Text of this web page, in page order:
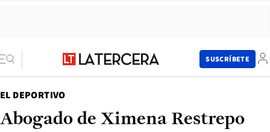
SUSCRÍBETE
EL DEPORTIVO
Abogado de Ximena Restrepo